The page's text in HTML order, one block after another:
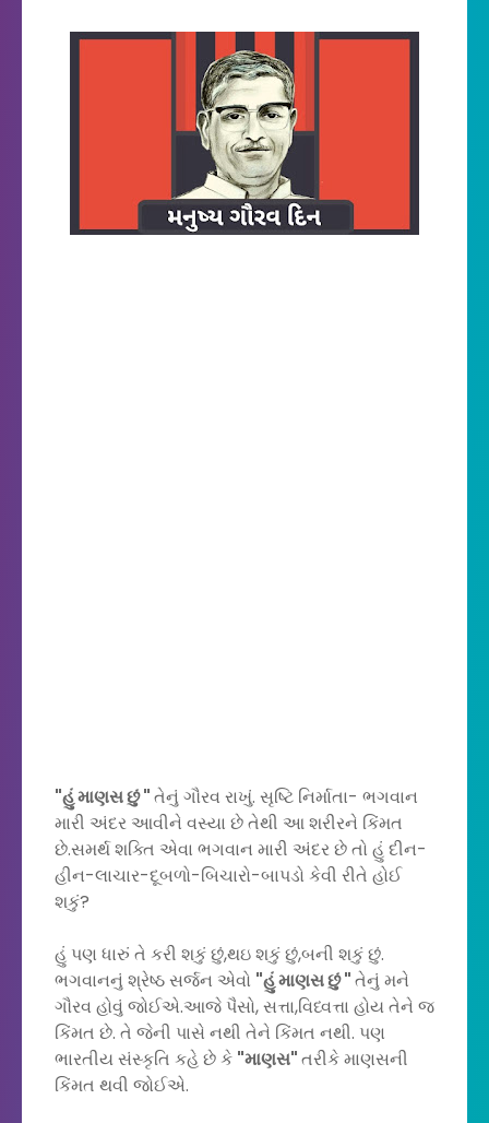
"હું માણસ છું "તેનું ગૌરવ રાખું. સૃષ્ટિ નિર્માતા- ભગવાન
મારી અંદર આવીને વસ્યા છે તેથી આ શરીરને કિંમત
છે.સમર્થ શક્તિ એવા ભગવાન મારી અંદર છે તો હું દીન-
હીન-લાચાર-દૂબળો-બિચારો-બાપડો કેવી રીતે હોઈ
શકું?
હું પણ ધારું તે કરી શકું છું,થઇ શકું છું,બની શકું છું.
ભગવાનનું શ્રેષ્ઠ સર્જન એવો "હું માણસ છું "તેનું મને
ગૌરવ હોવું જોઈએ.આજે પૈસો, સત્તા,વિધ્વત્તા હોય તેને જ
કિંમત છે. તે જેની પાસે નથી તેને કિંમત નથી. પણ
ભારતીય સંસ્કૃતિ કહે છે કે "માણસ"તરીકે માણસની
કિંમત થવી જોઈએ.